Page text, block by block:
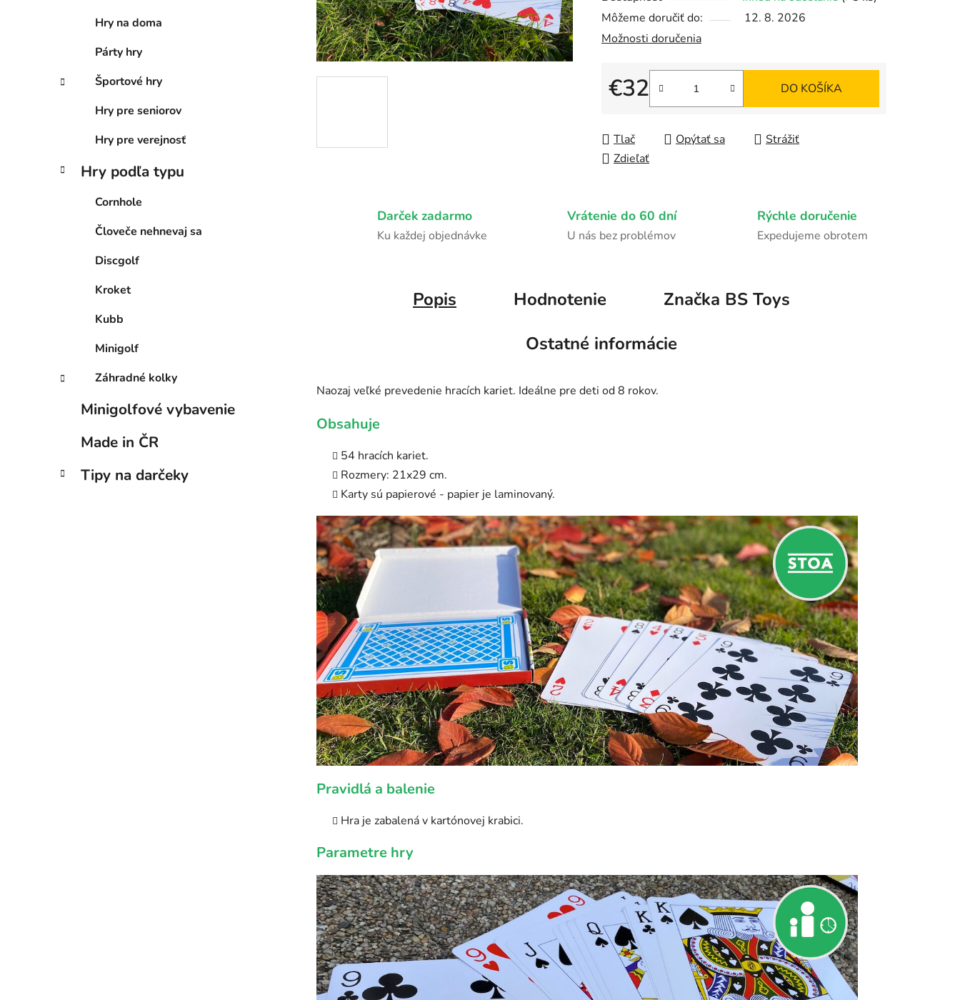
Hry na doma
Párty hry
Športové hry
Hry pre seniorov
Hry pre verejnosť
Hry podľa typu
Cornhole
Človeče nehnevaj sa
Discgolf
Kroket
Kubb
Minigolf
Záhradné kolky
Minigolfové vybavenie
Made in ČR
Tipy na darčeky
z
5
hviezdičiek.
Môžeme doručiť do:
12. 8. 2026
Možnosti doručenia
€32
Jednotková cena:
DO KOŠÍKA
Tlač Opýtať sa
Strážiť
Zdieľať
Darček zadarmo
Ku každej objednávke
Vrátenie do 60 dní
U nás bez problémov
Rýchle doručenie
Expedujeme obrotem
Popis Hodnotenie Značka BS Toys
Ostatné informácie
Naozaj veľké prevedenie hracích kariet. Ideálne pre deti od 8 rokov.
Obsahuje
54 hracích kariet.
Rozmery: 21x29 cm.
Karty sú papierové - papier je laminovaný.
Pravidlá a balenie
Hra je zabalená v kartónovej krabici.
Parametre hry